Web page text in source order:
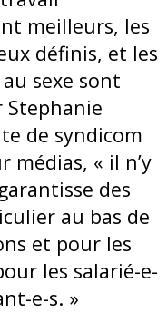
meilleurs, les
définis, et les
sexe sont
Stephanie
de syndicom
médias, « il n’y
des
au bas de
et pour les
les salarié-e-
e-s. »